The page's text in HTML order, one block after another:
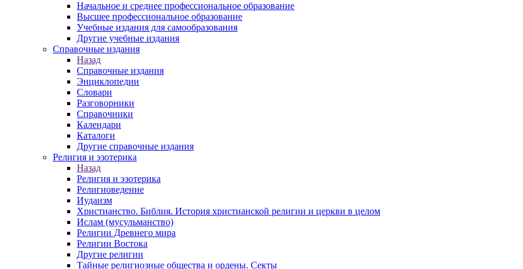
Начальное и среднее профессиональное образование
Высшее профессиональное образование
Учебные издания для самообразования
Другие учебные издания
Справочные издания
Назад
Справочные издания
Энциклопедии
Словари
Разговорники
Справочники
Календари
Каталоги
Другие справочные издания
Религия и эзотерика
Назад
Религия и эзотерика
Религиоведение
Иудаизм
Христианство. Библия. История христианской религии и церкви в целом
Ислам (мусульманство)
Религии Древнего мира
Религии Востока
Другие религии
Тайные религиозные общества и ордены. Секты